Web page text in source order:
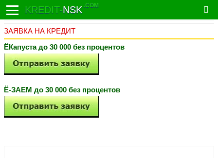
KREDIT-NSK .COM
ЗАЯВКА НА КРЕДИТ
ЁКапуста до 30 000 без процентов
Ё-ЗАЕМ до 30 000 без процентов